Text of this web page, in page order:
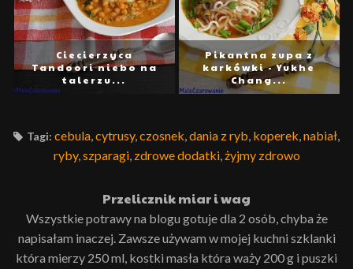
Ciecierzyca
Tandoori niebo na
talerzu...
Pikantna zupa z
karkówki - Yukhe
Chang...
Tagi: cebula,cytrusy,czosnek,dania z ryb, koperek,nabiał,
ryby,szparagi, zdrowe dodatki,żyjmy zdrowo
Przelicznik miar i wag
Wszystkie potrawy na blogu gotuje dla 2 osób, chyba że
napisałam inaczej. Zawsze używam w mojej kuchni szklanki
która mierzy 250 ml, kostki masła która waży 200 g i puszki